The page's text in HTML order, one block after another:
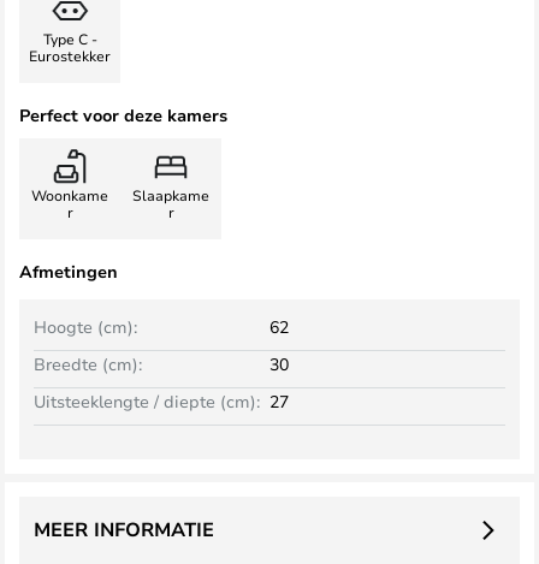
Type C -
Eurostekker
Perfect voor deze kamers
Woonkame
r
Slaapkame
r
Afmetingen
Breedte (cm): 30
Hoogte (cm): 62
Uitsteeklengte / diepte (cm): 27
MEER INFORMATIE